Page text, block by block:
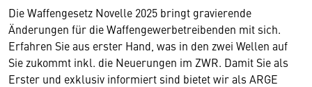
Die Waffengesetz Novelle 2025 bringt gravierende
Änderungen für die Waffengewerbetreibenden mit sich.
Erfahren Sie aus erster Hand, was in den zwei Wellen auf
Sie zukommt inkl. die Neuerungen im ZWR. Damit Sie als
Erster und exklusiv informiert sind bietet wir als ARGE